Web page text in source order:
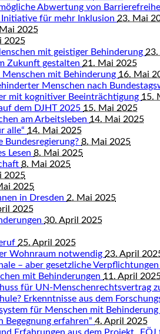
Abwertung von
für mehr Inklusion 23. Mai
2025
2025
mit geistiger Behinderung
Zukunft gestalten 21. Mai 2025
mit Behinderung 16. Mai
Menschen nach
mit kognitiver Beeinträchtigung 15.
dem DJHT 2025 15. Mai 2025
am Arbeitsleben 14. Mai 2025
alle“ 14. Mai 2025
Bundesregierung? 8. Mai 2025
Lesen 8. Mai 2025
8. Mai 2025
2025
2025
in Dresden 2. Mai 2025
2025
30. April 2025
25. April 2025
Wohnraum notwendig 23. April
– aber gesetzliche
mit Behinderungen 11. April
für UN-Menschenrechtsvertrag
Erkenntnisse aus dem
für Menschen mit Behinderung
Begegnung erfahren“ 4. April 2025